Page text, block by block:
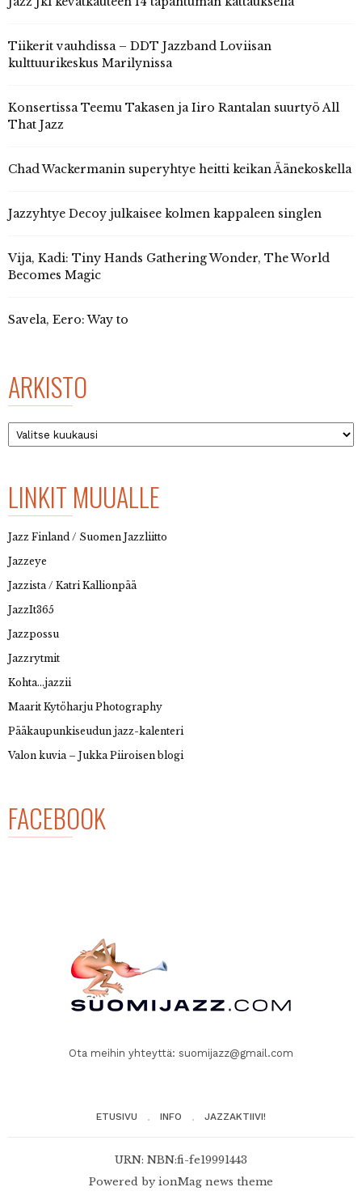
Tiikerit vauhdissa – DDT Jazzband Loviisan
kulttuurikeskus Marilynissa
Konsertissa Teemu Takasen ja Iiro Rantalan suurtyö All
That Jazz
Chad Wackermanin superyhtye heitti keikan Äänekoskella
Jazzyhtye Decoy julkaisee kolmen kappaleen singlen
Vija, Kadi: Tiny Hands Gathering Wonder, The World
Becomes Magic
Savela, Eero: Way to
ARKISTO
Arkisto
LINKIT MUUALLE
Jazz Finland / Suomen Jazzliitto
Jazzeye
Jazzista / Katri Kallionpää
JazzIt365
Jazzpossu
Jazzrytmit
Kohta…jazzii
Maarit Kytöharju Photography
Pääkaupunkiseudun jazz-kalenteri
Valon kuvia – Jukka Piiroisen blogi
FACEBOOK
Ota meihin yhteyttä: suomijazz@gmail.com
ETUSIVU INFO JAZZAKTIIVI!
URN: NBN:fi-fe19991443
Powered by ionMag news theme